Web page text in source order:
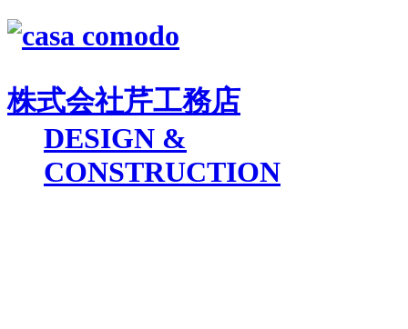
株式会社芹工務店
DESIGN &
CONSTRUCTION